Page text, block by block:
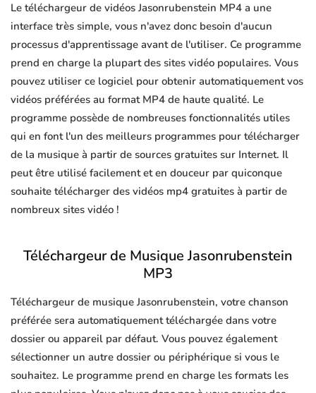
Le téléchargeur de vidéos Jasonrubenstein MP4 a une
interface très simple, vous n'avez donc besoin d'aucun
processus d'apprentissage avant de l'utiliser. Ce programme
prend en charge la plupart des sites vidéo populaires. Vous
pouvez utiliser ce logiciel pour obtenir automatiquement vos
vidéos préférées au format MP4 de haute qualité. Le
programme possède de nombreuses fonctionnalités utiles
qui en font l'un des meilleurs programmes pour télécharger
de la musique à partir de sources gratuites sur Internet. Il
peut être utilisé facilement et en douceur par quiconque
souhaite télécharger des vidéos mp4 gratuites à partir de
nombreux sites vidéo !
Téléchargeur de Musique Jasonrubenstein
MP3
Téléchargeur de musique Jasonrubenstein, votre chanson
préférée sera automatiquement téléchargée dans votre
dossier ou appareil par défaut. Vous pouvez également
sélectionner un autre dossier ou périphérique si vous le
souhaitez. Le programme prend en charge les formats les